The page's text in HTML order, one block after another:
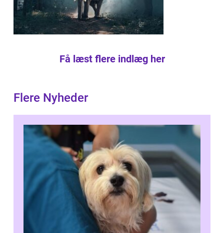
Få læst flere indlæg her
Flere Nyheder